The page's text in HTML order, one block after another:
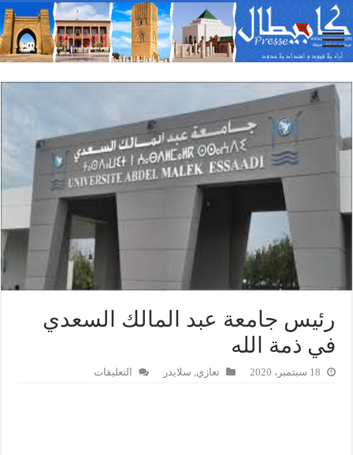
رئيس جامعة عبد المالك السعدي
في ذمة الله
18 سبتمبر، 2020 تعازي, سلايدر التعليقات